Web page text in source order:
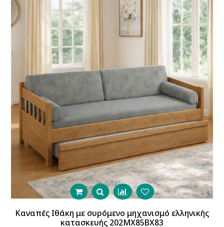
Καναπές Ιθάκη με συρόμενο μηχανισμό ελληνικής
κατασκευής 202MX85BX83